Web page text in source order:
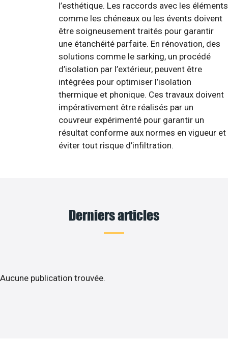
l’esthétique. Les raccords avec les éléments
comme les chéneaux ou les évents doivent
être soigneusement traités pour garantir
une étanchéité parfaite. En rénovation, des
solutions comme le sarking, un procédé
d’isolation par l’extérieur, peuvent être
intégrées pour optimiser l’isolation
thermique et phonique. Ces travaux doivent
impérativement être réalisés par un
couvreur expérimenté pour garantir un
résultat conforme aux normes en vigueur et
éviter tout risque d’infiltration.
Derniers articles
Aucune publication trouvée.